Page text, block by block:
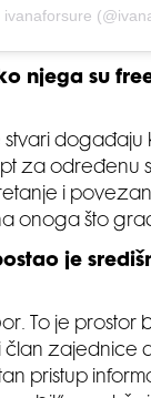
ivanaforsure
njega su
događaju
za određenu
i
onoga što
je
To je
član zajednice
pristup